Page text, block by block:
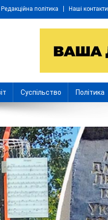
Редакційна політика Наші контакти
Суспільство Політика